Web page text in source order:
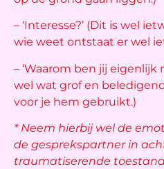
– ‘Interesse?’ (Dit is wel
wie weet ontstaat er wel
– ‘Waarom ben jij eigenlijk
wel wat grof en
voor je hem gebruikt.)
* Neem hierbij wel de
de gesprekspartner in
traumatiserende